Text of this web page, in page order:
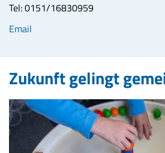
Tel: 0151/16830959
Email
Zukunft gelingt